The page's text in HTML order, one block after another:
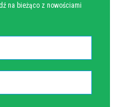
na bieżąco z nowościami